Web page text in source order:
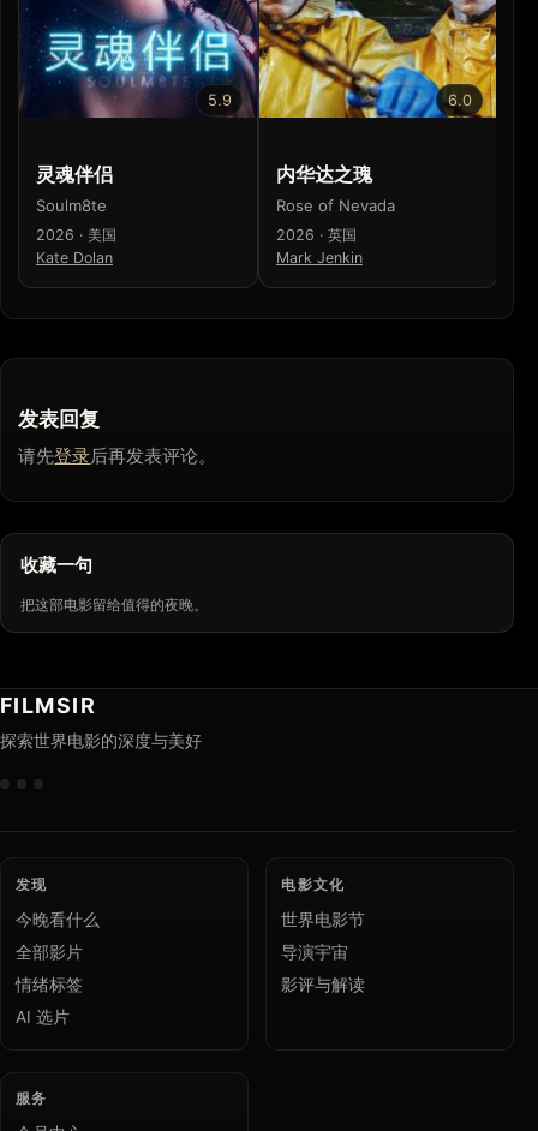
5.9
灵魂伴侣
Soulm8te
2026 · 美国
Kate Dolan
6.0
内华达之瑰
Rose of Nevada
2026 · 英国
Mark Jenkin
发表回复
请先登录后再发表评论。
收藏一句
把这部电影留给值得的夜晚。
FILMSIR
探索世界电影的深度与美好
发现
今晚看什么
全部影片
情绪标签
AI 选片
电影文化
世界电影节
导演宇宙
影评与解读
服务